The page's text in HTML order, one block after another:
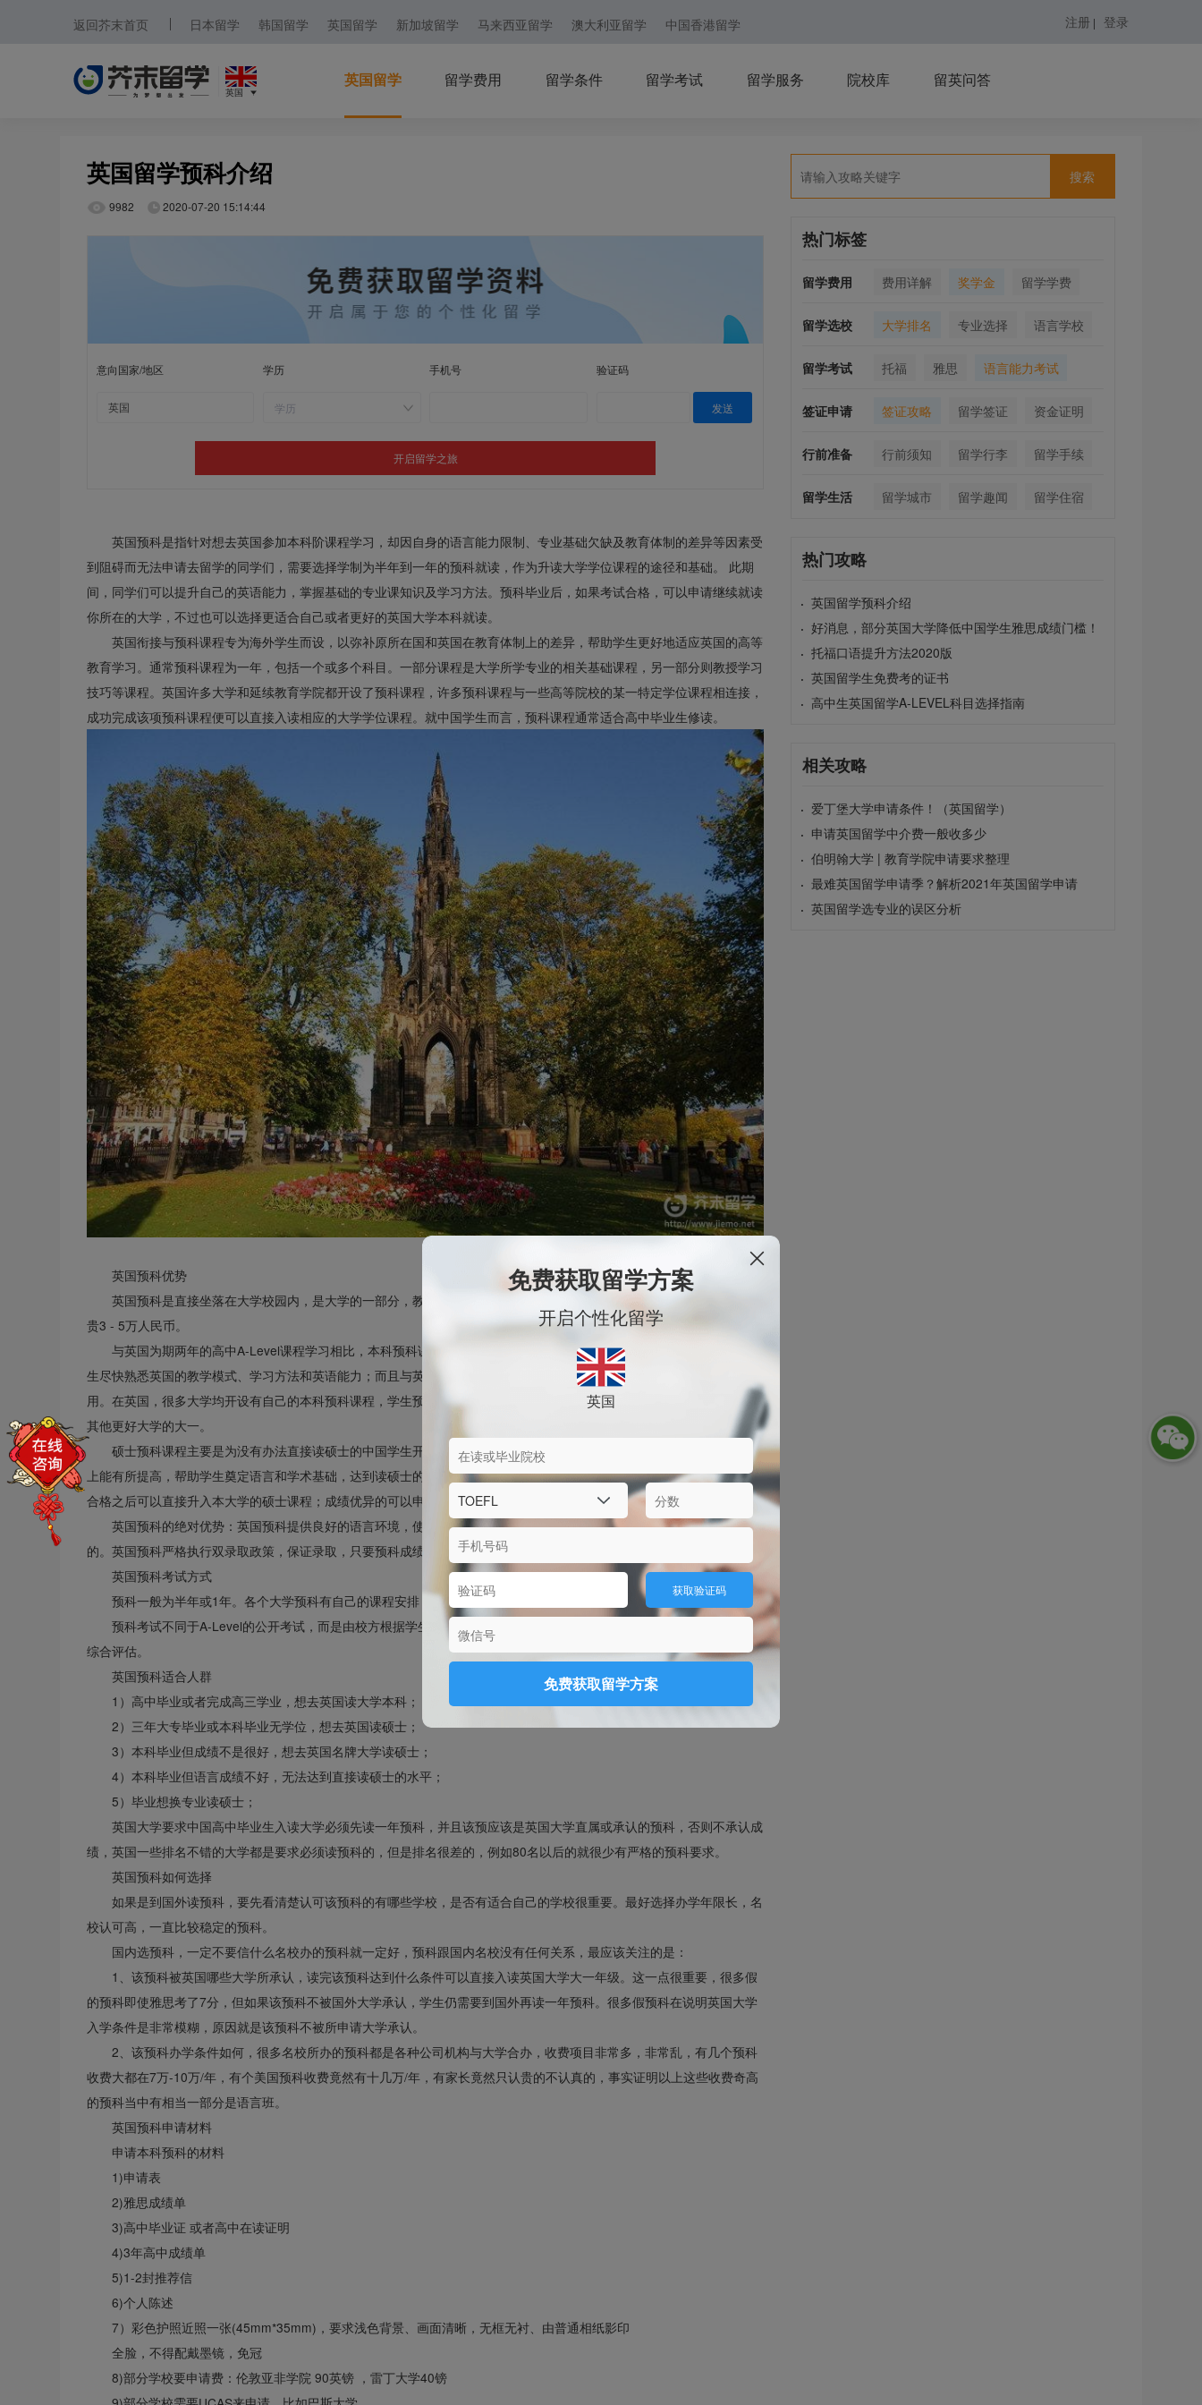
返回芥末首页 日本留学 韩国留学 英国留学 新加坡留学 马来西亚留学 澳大利亚留学 中国香港留学 注册 | 登录
英国
韩国
英国
中国香港
英国留学 留学费用 留学条件 留学考试 留学服务 院校库 留英问答
英国留学预科介绍
9982 2020-07-20 15:14:44
英国预科是指针对想去英国参加本科阶课程学习，却因自身的语言能力限制、专业基础欠缺及教育体制的差异等因素受
到阻碍而无法申请去留学的同学们，需要选择学制为半年到一年的预科就读，作为升读大学学位课程的途径和基础。 此期
间，同学们可以提升自己的英语能力，掌握基础的专业课知识及学习方法。预科毕业后，如果考试合格，可以申请继续就读
你所在的大学，不过也可以选择更适合自己或者更好的英国大学本科就读。
英国衔接与预科课程专为海外学生而设，以弥补原所在国和英国在教育体制上的差异，帮助学生更好地适应英国的高等
教育学习。通常预科课程为一年，包括一个或多个科目。一部分课程是大学所学专业的相关基础课程，另一部分则教授学习
技巧等课程。英国许多大学和延续教育学院都开设了预科课程，许多预科课程与一些高等院校的某一特定学位课程相连接，
成功完成该项预科课程便可以直接入读相应的大学学位课程。就中国学生而言，预科课程通常适合高中毕业生修读。
英国预科优势
英国预科是直接坐落在大学校园内，是大学的一部分，教育质量有保证，学生的前途有保证。而学费仅比国内大学预科
贵3 - 5万人民币。
与英国为期两年的高中A-Level课程学习相比，本科预科课程最大的好处就在于，它可以帮助已经在国内读完高中的学
生尽快熟悉英国的教学模式、学习方法和英语能力；而且与英国为期两年的A-Level学习相比，可以节省一年的时间和费
用。在英国，很多大学均开设有自己的本科预科课程，学生预科成绩合格后可直接升读本大学大一，成绩优异的也可以申请
其他更好大学的大一。
硕士预科课程主要是为没有办法直接读硕士的中国学生开设的预科课程，让中国学生从英语能力、学习方法、专业能力
上能有所提高，帮助学生奠定语言和学术基础，达到读硕士的水平。英国很多大学都开设了自己的硕士预科课程，学生成绩
合格之后可以直接升入本大学的硕士课程；成绩优异的可以申请到更好大学的硕士课程。
英国预科的绝对优势：英国预科提供良好的语言环境，使学生能更好适应英国顶尖大学的学习。这是国内预科无法相比
的。英国预科严格执行双录取政策，保证录取，只要预科成绩合格，无条件升读学位课程，无需再申请或重考雅思。
英国预科考试方式
预科一般为半年或1年。各个大学预科有自己的课程安排，入学时间一般分为每年的9月和1月。
预科考试不同于A-Level的公开考试，而是由校方根据学生平时作业成绩和各课程单元的期末考试成绩以及出勤情况等
综合评估。
英国预科适合人群
1）高中毕业或者完成高三学业，想去英国读大学本科；
2）三年大专毕业或本科毕业无学位，想去英国读硕士；
3）本科毕业但成绩不是很好，想去英国名牌大学读硕士；
4）本科毕业但语言成绩不好，无法达到直接读硕士的水平；
5）毕业想换专业读硕士；
英国大学要求中国高中毕业生入读大学必须先读一年预科，并且该预应该是英国大学直属或承认的预科，否则不承认成
绩，英国一些排名不错的大学都是要求必须读预科的，但是排名很差的，例如80名以后的就很少有严格的预科要求。
英国预科如何选择
如果是到国外读预科，要先看清楚认可该预科的有哪些学校，是否有适合自己的学校很重要。最好选择办学年限长，名
校认可高，一直比较稳定的预科。
国内选预科，一定不要信什么名校办的预科就一定好，预科跟国内名校没有任何关系，最应该关注的是：
1、该预科被英国哪些大学所承认，读完该预科达到什么条件可以直接入读英国大学大一年级。这一点很重要，很多假
的预科即使雅思考了7分，但如果该预科不被国外大学承认，学生仍需要到国外再读一年预科。很多假预科在说明英国大学
入学条件是非常模糊，原因就是该预科不被所申请大学承认。
2、该预科办学条件如何，很多名校所办的预科都是各种公司机构与大学合办，收费项目非常多，非常乱，有几个预科
收费大都在7万-10万/年，有个美国预科收费竟然有十几万/年，有家长竟然只认贵的不认真的，事实证明以上这些收费奇高
的预科当中有相当一部分是语言班。
英国预科申请材料
申请本科预科的材料
1)申请表
2)雅思成绩单
3)高中毕业证 或者高中在读证明
4)3年高中成绩单
5)1-2封推荐信
6)个人陈述
7）彩色护照近照一张(45mm*35mm)，要求浅色背景、画面清晰，无框无衬、由普通相纸影印
全脸，不得配戴墨镜，免冠
8)部分学校要申请费：伦敦亚非学院 90英镑 ，雷丁大学40镑
搜索
热门标签
留学费用 费用详解 奖学金 留学学费
留学选校 大学排名 专业选择 语言学校
留学考试 托福 雅思 语言能力考试
签证申请 签证攻略 留学签证 资金证明
行前准备 行前须知 留学行李 留学手续
留学生活 留学城市 留学趣闻 留学住宿
热门攻略
· 英国留学预科介绍
· 好消息，部分英国大学降低中国学生雅思成绩门槛！
· 托福口语提升方法2020版
· 英国留学生免费考的证书
· 高中生英国留学A-LEVEL科目选择指南
相关攻略
· 爱丁堡大学申请条件！（英国留学）
· 申请英国留学中介费一般收多少
· 伯明翰大学 | 教育学院申请要求整理
· 最难英国留学申请季？解析2021年英国留学申请
· 英国留学选专业的误区分析
免费获取留学方案
开启个性化留学
英国
获取验证码
免费获取留学方案